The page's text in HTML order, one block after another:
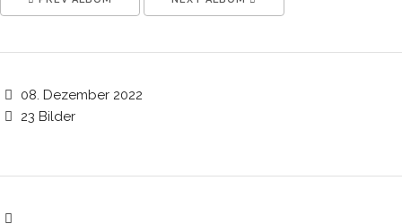
08. Dezember 2022
23 Bilder